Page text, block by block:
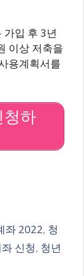
입 후 3년
이상 저축을
용계획서를
하
좌 2022, 청
신청, 청년